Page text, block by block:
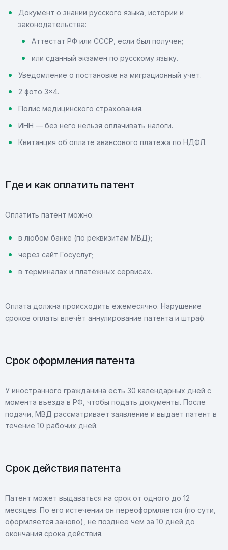
Документ о знании русского языка, истории и
законодательства:
Аттестат РФ или СССР, если был получен;
или сданный экзамен по русскому языку.
Уведомление о постановке на миграционный учет.
2 фото 3×4.
Полис медицинского страхования.
ИНН — без него нельзя оплачивать налоги.
Квитанция об оплате авансового платежа по НДФЛ.
Где и как оплатить патент
Оплатить патент можно:
в любом банке (по реквизитам МВД);
через сайт Госуслуг;
в терминалах и платёжных сервисах.
Оплата должна происходить ежемесячно. Нарушение
сроков оплаты влечёт аннулирование патента и штраф.
Срок оформления патента
У иностранного гражданина есть 30 календарных дней с
момента въезда в РФ, чтобы подать документы. После
подачи, МВД рассматривает заявление и выдает патент в
течение 10 рабочих дней.
Срок действия патента
Патент может выдаваться на срок от одного до 12
месяцев. По его истечении он переоформляется (по сути,
оформляется заново), не позднее чем за 10 дней до
окончания срока действия.